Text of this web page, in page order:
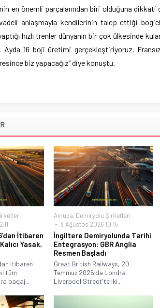
en önemli parçalarından biri olduğuna dikkati
vadeli anlaşmayla kendilerinin talep ettiği
hızlı trenler dünyanın bir çok ülkesinde
Ayda 16 boji üretimi gerçekleştiriyoruz.
biz yapacağız” diye konuştu.
İtibaren
Yasak,
itibaren
tüm
bagaj...
Avrupa, Demiryolu Şirketleri
8 Ağustos 2026 10:15
İngiltere Demiryolunda Tarihi
Entegrasyon: GBR Anglia
Resmen Başladı
Great British Railways, 20
Temmuz 2026'da Londra
Liverpool Street'te iki...